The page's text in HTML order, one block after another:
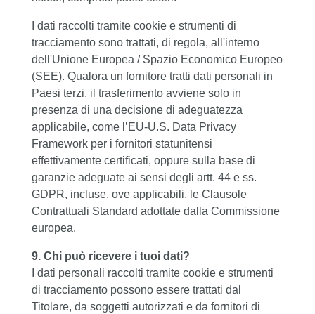
I dati raccolti tramite cookie e strumenti di
tracciamento sono trattati, di regola, all'interno
dell'Unione Europea / Spazio Economico Europeo
(SEE). Qualora un fornitore tratti dati personali in
Paesi terzi, il trasferimento avviene solo in
presenza di una decisione di adeguatezza
applicabile, come l’EU-U.S. Data Privacy
Framework per i fornitori statunitensi
effettivamente certificati, oppure sulla base di
garanzie adeguate ai sensi degli artt. 44 e ss.
GDPR, incluse, ove applicabili, le Clausole
Contrattuali Standard adottate dalla Commissione
europea.
9. Chi può ricevere i tuoi dati?
I dati personali raccolti tramite cookie e strumenti
di tracciamento possono essere trattati dal
Titolare, da soggetti autorizzati e da fornitori di